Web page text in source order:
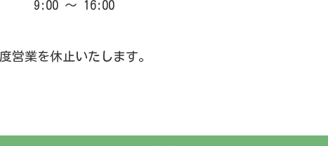
9:00 ～ 16:00
業を休止いたします。